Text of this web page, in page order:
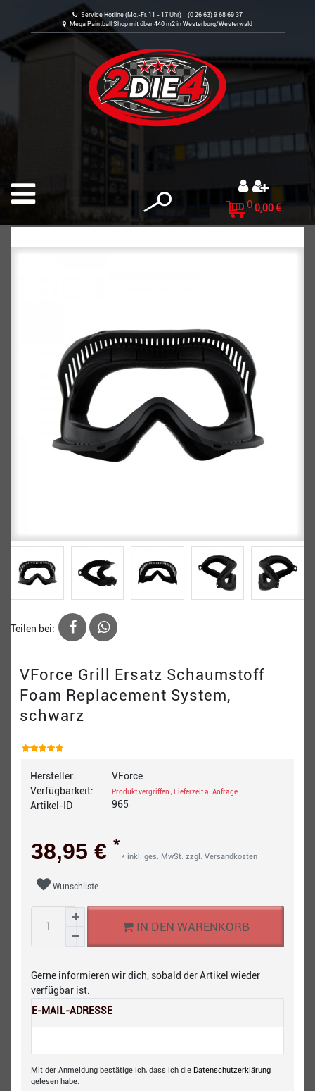
Service Hotline (Mo.-Fr. 11 - 17 Uhr) (0 26 63) 9 68 69 37
Mega Paintball Shop mit über 440 m2 in Westerburg/Westerwald
0 0,00 €
Teilen bei:
VForce Grill Ersatz Schaumstoff
Foam Replacement System,
schwarz
Hersteller:
Verfügbarkeit:
Artikel-ID
VForce
Produkt vergriffen , Lieferzeit a. Anfrage
965
38,95 € *
* inkl. ges. MwSt. zzgl. Versandkosten
Wunschliste
IN DEN WARENKORB
Gerne informieren wir dich, sobald der Artikel wieder
verfügbar ist.
E-MAIL-ADRESSE
Mit der Anmeldung bestätige ich, dass ich die Daten­schutz­erklärung
gelesen habe.